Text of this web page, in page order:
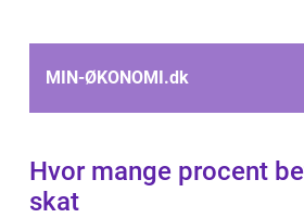
MIN-ØKONOMI.dk
Hvor mange procent
skat